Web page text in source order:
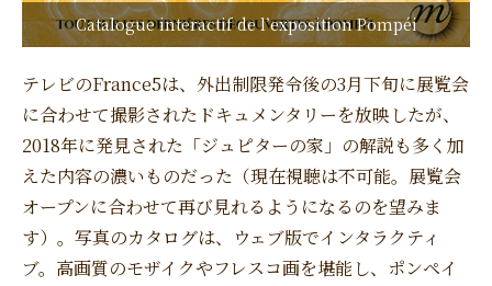
Catalogue interactif de l’exposition Pompéi
テレビのFrance5は、外出制限発令後の3月下旬に展覧会
に合わせて撮影されたドキュメンタリーを放映したが、
2018年に発見された「ジュピターの家」の解説も多く加
えた内容の濃いものだった（現在視聴は不可能。展覧会
オープンに合わせて再び見れるようになるのを望みま
す）。写真のカタログは、ウェブ版でインタラクティ
ブ。高画質のモザイクやフレスコ画を堪能し、ポンペイ